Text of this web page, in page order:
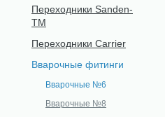
Переходники Sanden-
TM
Переходники Carrier
Вварочные фитинги
Вварочные №6
Вварочные №8